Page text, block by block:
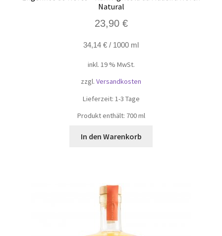
Natural
23,90 €
34,14 € / 1000 ml
inkl. 19 % MwSt.
zzgl. Versandkosten
Lieferzeit: 1-3 Tage
Produkt enthält: 700ml
In den Warenkorb